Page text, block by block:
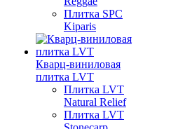
Плитка SPC
Kiparis
Кварц-виниловая
плитка LVT
Плитка LVT
Natural Relief
Плитка LVT